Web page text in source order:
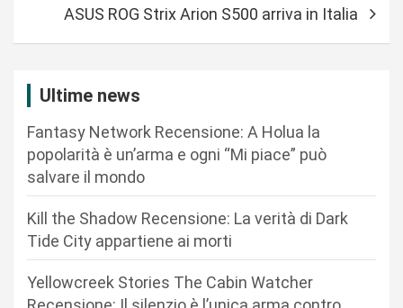
ASUS ROG Strix Arion S500 arriva in Italia
Ultime news
Fantasy Network Recensione: A Holua la
popolarità è un’arma e ogni “Mi piace” può
salvare il mondo
Kill the Shadow Recensione: La verità di Dark
Tide City appartiene ai morti
Yellowcreek Stories The Cabin Watcher